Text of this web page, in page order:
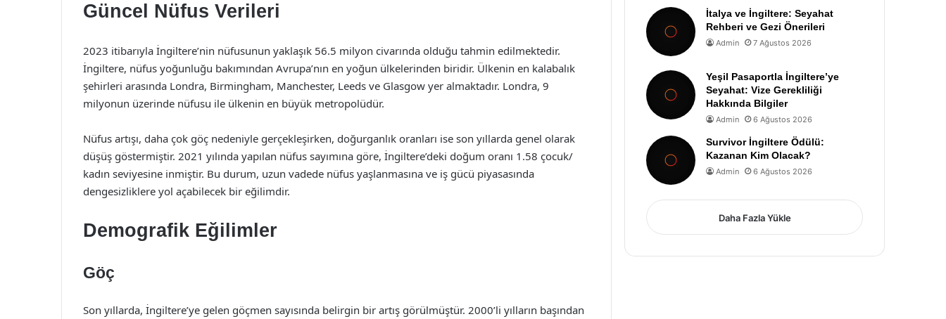
Güncel Nüfus Verileri
2023 itibarıyla İngiltere’nin nüfusunun yaklaşık 56.5 milyon civarında olduğu tahmin edilmektedir.
İngiltere, nüfus yoğunluğu bakımından Avrupa’nın en yoğun ülkelerinden biridir. Ülkenin en kalabalık
şehirleri arasında Londra, Birmingham, Manchester, Leeds ve Glasgow yer almaktadır. Londra, 9
milyonun üzerinde nüfusu ile ülkenin en büyük metropolüdür.
Nüfus artışı, daha çok göç nedeniyle gerçekleşirken, doğurganlık oranları ise son yıllarda genel olarak
düşüş göstermiştir. 2021 yılında yapılan nüfus sayımına göre, İngiltere’deki doğum oranı 1.58 çocuk/
kadın seviyesine inmiştir. Bu durum, uzun vadede nüfus yaşlanmasına ve iş gücü piyasasında
dengesizliklere yol açabilecek bir eğilimdir.
Demografik Eğilimler
Göç
Son yıllarda, İngiltere’ye gelen göçmen sayısında belirgin bir artış görülmüştür. 2000’li yılların başından
İtalya ve İngiltere: Seyahat
Rehberi ve Gezi Önerileri
Admin 7 Ağustos 2026
Yeşil Pasaportla İngiltere’ye
Seyahat: Vize Gerekliliği
Hakkında Bilgiler
Admin 6 Ağustos 2026
Survivor İngiltere Ödülü:
Kazanan Kim Olacak?
Admin 6 Ağustos 2026
Daha Fazla Yükle